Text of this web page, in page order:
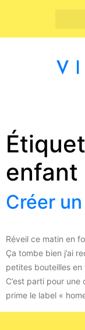
enfant
Créer
Réveil ce matin en
Ça tombe bien j’ai
petites bouteilles
C’est parti pour
prime le label «